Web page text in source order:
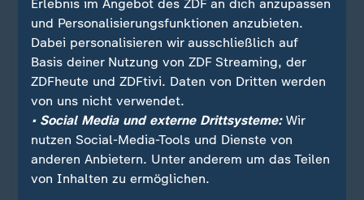
Erlebnis im Angebot des ZDF an dich anzupassen
und Personalisierungsfunktionen anzubieten.
Dabei personalisieren wir ausschließlich auf
Basis deiner Nutzung von ZDF Streaming, der
ZDFheute und ZDFtivi. Daten von Dritten werden
von uns nicht verwendet.
• Social Media und externe Drittsysteme:Wir
nutzen Social-Media-Tools und Dienste von
anderen Anbietern. Unter anderem um das Teilen
von Inhalten zu ermöglichen.